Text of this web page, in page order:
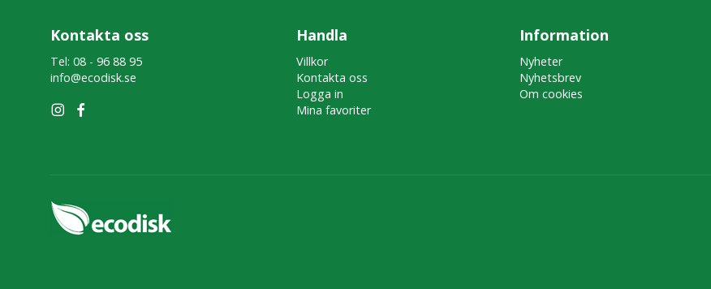
Kontakta oss
Tel: 08 - 96 88 95
info@ecodisk.se
Handla
Villkor
Kontakta oss
Logga in
Mina favoriter
Information
Nyheter
Nyhetsbrev
Om cookies